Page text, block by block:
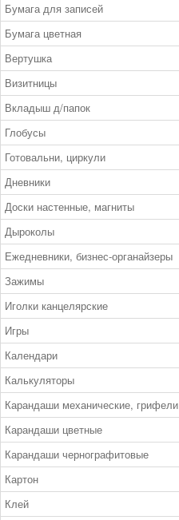
Бумага для записей
Бумага цветная
Вертушка
Визитницы
Вкладыш д/папок
Глобусы
Готовальни, циркули
Дневники
Доски настенные, магниты
Дыроколы
Ежедневники, бизнес-органайзеры
Зажимы
Иголки канцелярские
Игры
Календари
Калькуляторы
Карандаши механические, грифели
Карандаши цветные
Карандаши чернографитовые
Картон
Клей